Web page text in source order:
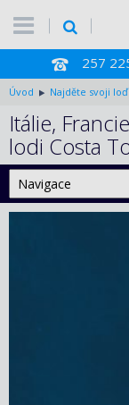
257
Úvod Najděte svoji
Itálie,
lodi Costa